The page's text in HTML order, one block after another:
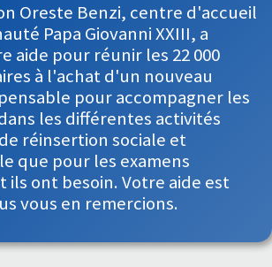
Oreste Benzi, centre d'accueil
Papa Giovanni XXIII, a
aide pour réunir les 22 000
à l'achat d'un nouveau
pour accompagner les
les différentes activités
réinsertion sociale et
que pour les examens
ils ont besoin. Votre aide est
vous en remercions.